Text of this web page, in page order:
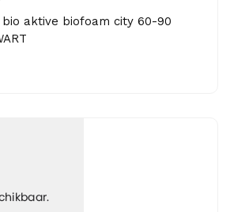
aktive biofoam city 60-90